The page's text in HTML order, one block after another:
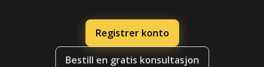
Registrer konto
Bestill en gratis konsultasjon